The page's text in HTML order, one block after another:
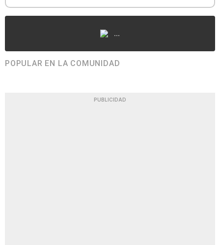
...
POPULAR EN LA COMUNIDAD
PUBLICIDAD